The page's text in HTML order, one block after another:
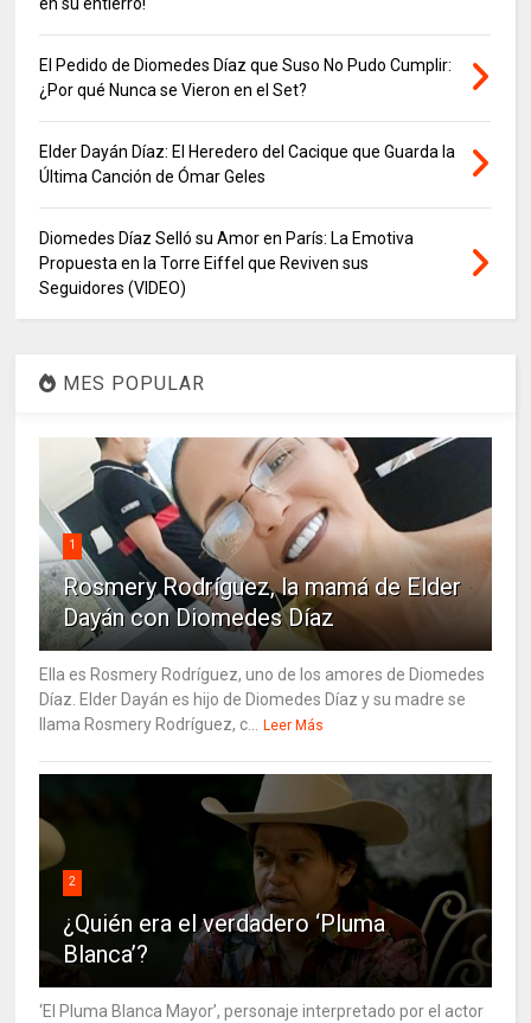
El Pedido de Diomedes Díaz que Suso No Pudo Cumplir:
¿Por qué Nunca se Vieron en el Set?
Elder Dayán Díaz: El Heredero del Cacique que Guarda la
Última Canción de Ómar Geles
Diomedes Díaz Selló su Amor en París: La Emotiva
Propuesta en la Torre Eiffel que Reviven sus
Seguidores (VIDEO)
MES POPULAR
1
Rosmery Rodríguez, la mamá de Elder
Dayán con Diomedes Díaz
Ella es Rosmery Rodríguez, uno de los amores de Diomedes
Díaz. Elder Dayán es hijo de Diomedes Díaz y su madre se
llama Rosmery Rodríguez, c...
Leer Más
2
¿Quién era el verdadero ‘Pluma
Blanca’?
‘El Pluma Blanca Mayor’, personaje interpretado por el actor